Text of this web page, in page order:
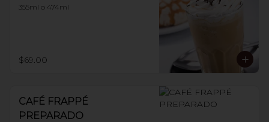
355ml o 474ml
$69.00
CAFÉ FRAPPÉ
PREPARADO